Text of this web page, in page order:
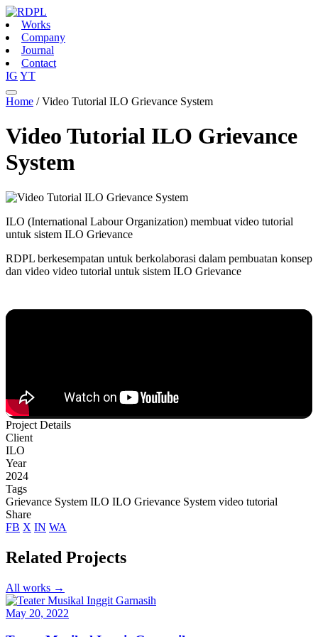
Works
Company
Journal
Contact
IG YT
Home / Video Tutorial ILO Grievance System
Video Tutorial ILO Grievance
System
ILO (International Labour Organization) membuat video tutorial
untuk sistem ILO Grievance
RDPL berkesempatan untuk berkolaborasi dalam pembuatan konsep
dan video video tutorial untuk sistem ILO Grievance
Project Details
Client
ILO
Year
2024
Tags
Grievance System ILO ILO Grievance System video tutorial
Share
FB X IN WA
Related Projects
All works →
May 20, 2022